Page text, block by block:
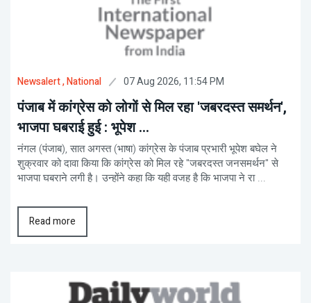
Newsalert, National 07 Aug 2026, 11:54 PM
पंजाब में कांग्रेस को लोगों से मिल रहा 'जबरदस्त समर्थन',
भाजपा घबराई हुई : भूपेश ...
नंगल (पंजाब), सात अगस्त (भाषा) कांग्रेस के पंजाब प्रभारी भूपेश बघेल ने
शुक्रवार को दावा किया कि कांग्रेस को मिल रहे "जबरदस्त जनसमर्थन" से
भाजपा घबराने लगी है। उन्होंने कहा कि यही वजह है कि भाजपा ने रा ...
Read more